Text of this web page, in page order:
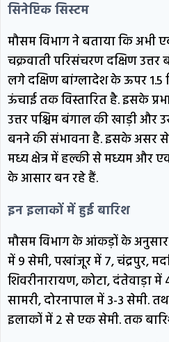
सिनेप्टिक सिस्टम
मौसम विभाग ने बताया कि अभी
चक्रवाती परिसंचरण दक्षिण
लगे दक्षिण बांग्लादेश के ऊपर 1.5
ऊंचाई तक विस्तारित है. इसके
उत्तर पश्चिम बंगाल की खाड़ी
बनने की संभावना है. इसके असर
मध्य क्षेत्र में हल्की से मध्यम और एक
के आसार बन रहे हैं.
इन इलाकों में हुई बारिश
मौसम विभाग के आंकड़ों के
में 9 सेमी, पखांजूर में 7, चंद्रपुर,
शिवरीनारायण, कोटा, दंतेवाड़ा में
सामरी, दोरनापाल में 3-3 सेमी.
इलाकों में 2 से एक सेमी. तक